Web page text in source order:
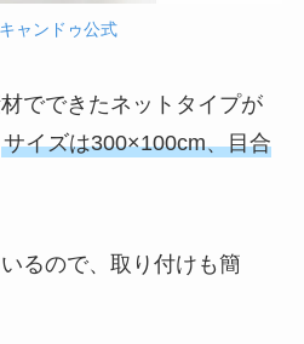
キャンドゥ公式
でできたネットタイプが
サイズは300×100cm、目合
るので、取り付けも簡